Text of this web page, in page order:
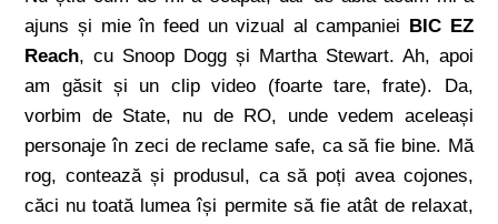
ajuns și mie în feed un vizual al campaniei BIC EZ
Reach, cu Snoop Dogg și Martha Stewart. Ah, apoi
am găsit și un clip video (foarte tare, frate). Da,
vorbim de State, nu de RO, unde vedem aceleași
personaje în zeci de reclame safe, ca să fie bine. Mă
rog, contează și produsul, ca să poți avea cojones,
căci nu toată lumea își permite să fie atât de relaxat,